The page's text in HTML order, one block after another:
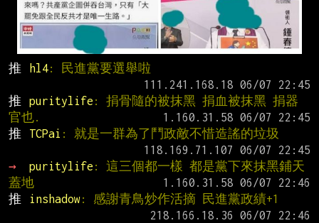
推 hl4: 民進黨要選舉啦
推
puritylife : 捐骨隨的被抹黑 捐血被抹黑 捐器
官也.
推
TCPai : 就是一群為了鬥政敵不惜造謠的垃圾
→
puritylife : 這三個都一樣 都是黨下來抹黑鋪天
蓋地
推
inshadow: 感謝青鳥炒作活摘 民進黨政績+1